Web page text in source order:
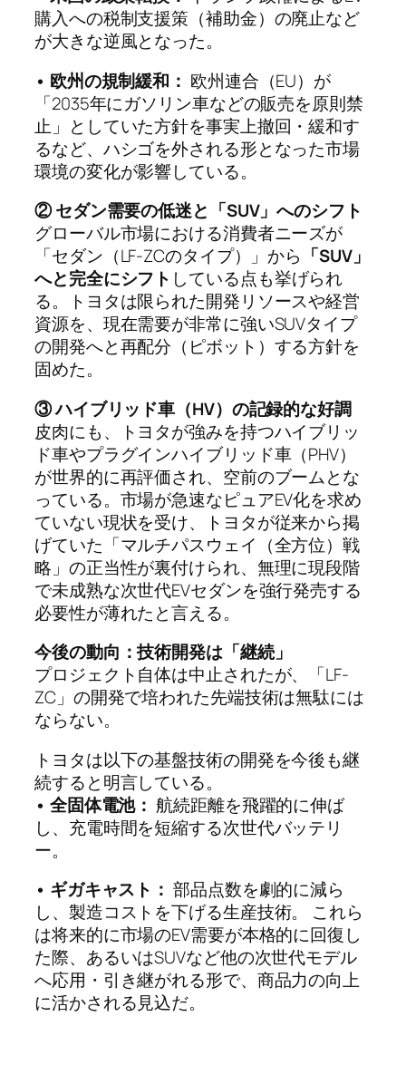
購入への税制支援策（補助金）の廃止など
が大きな逆風となった。
• 欧州の規制緩和： 欧州連合（EU）が
「2035年にガソリン車などの販売を原則禁
止」としていた方針を事実上撤回・緩和す
るなど、ハシゴを外される形となった市場
環境の変化が影響している。
② セダン需要の低迷と「SUV」へのシフト
グローバル市場における消費者ニーズが
「セダン（LF-ZCのタイプ）」から 「SUV」
へと完全にシフト している点も挙げられ
る。トヨタは限られた開発リソースや経営
資源を、現在需要が非常に強いSUVタイプ
の開発へと再配分（ピボット）する方針を
固めた。
③ ハイブリッド車（HV）の記録的な好調
皮肉にも、トヨタが強みを持つハイブリッ
ド車やプラグインハイブリッド車（PHV）
が世界的に再評価され、空前のブームとな
っている。市場が急速なピュアEV化を求め
ていない現状を受け、トヨタが従来から掲
げていた「マルチパスウェイ（全方位）戦
略」の正当性が裏付けられ、無理に現段階
で未成熟な次世代EVセダンを強行発売する
必要性が薄れたと言える。
今後の動向：技術開発は「継続」
プロジェクト自体は中止されたが、「LF-
ZC」の開発で培われた先端技術は無駄には
ならない。
トヨタは以下の基盤技術の開発を今後も継
続すると明言している。
• 全固体電池： 航続距離を飛躍的に伸ば
し、充電時間を短縮する次世代バッテリ
ー。
• ギガキャスト： 部品点数を劇的に減ら
し、製造コストを下げる生産技術。 これら
は将来的に市場のEV需要が本格的に回復し
た際、あるいはSUVなど他の次世代モデル
へ応用・引き継がれる形で、商品力の向上
に活かされる見込だ。